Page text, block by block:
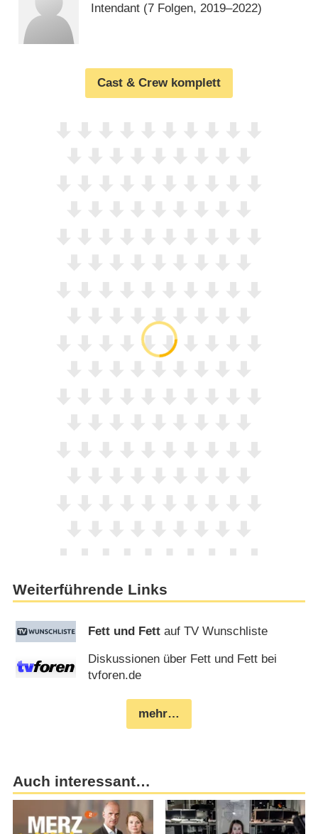
Intendant (7 Folgen, 2019⁠–⁠2022)
Cast & Crew komplett
Weiterführende Links
Fett und Fett auf TV Wunschliste
Diskussionen über Fett und Fett bei
tvforen.de
mehr…
Auch interessant…